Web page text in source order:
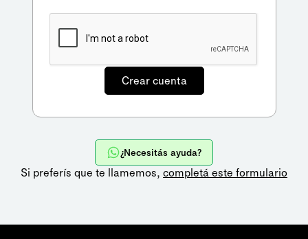
¿Necesitás ayuda?
Si preferís que te llamemos, completá este formulario